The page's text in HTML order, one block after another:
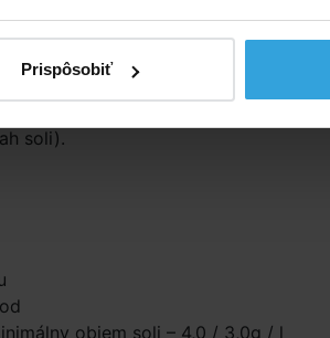
Prispôsobiťprodukciu chlóru tak aby
chlóru sa tiež zastaví ak nie je
soli).
objem soli – 4,0 / 3,0g / l